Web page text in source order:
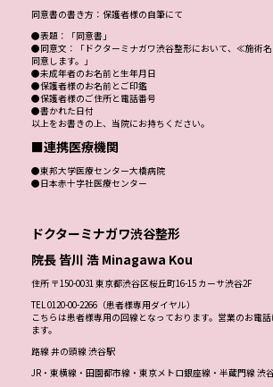
同意書の書き方：保護者様の自筆にて
●表題：「同意書」
●同意文：「ドクターミナガワ渋谷整形において、≪施術
同意します。」
●未成年者のお名前と生年月日
●保護者様のお名前とご印鑑
●保護者様のご住所と電話番号
●書かれた日付
以上をお書きの上、当院にお持ちください。
■連携医療機関
●東邦大学医療センター大橋病院
●日本赤十字社医療センター
ドクターミナガワ渋谷整形
院長 皆川 浩 Minagawa Kou
住所 〒150-0031 東京都渋谷区桜丘町16-15 カーサ渋谷2F
TEL 0120-00-2266（患者様専用ダイヤル）
こちらは患者様専用の回線となっております。営業のお電
ます。
路線 井の頭線 渋谷駅
JR・東横線・田園都市線・東京メトロ銀座線・半蔵門線 渋